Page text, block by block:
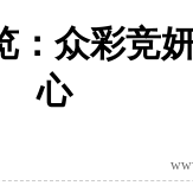
：众彩竞
心